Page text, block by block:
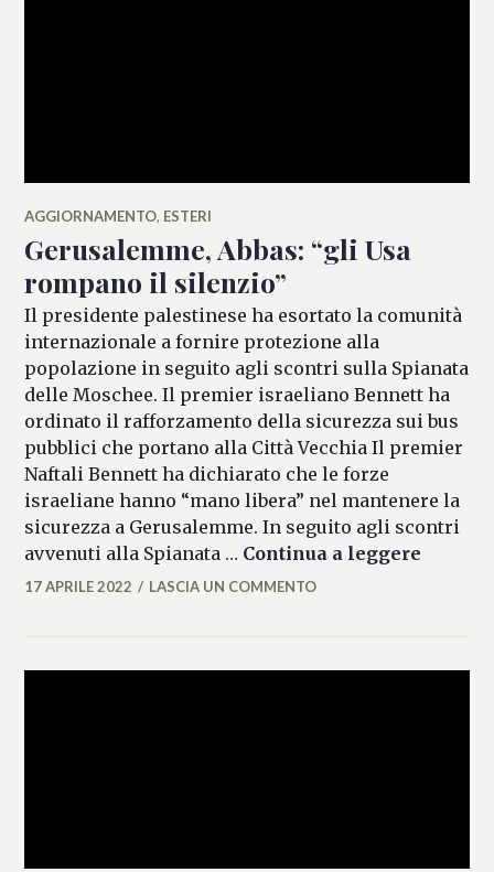
AGGIORNAMENTO, ESTERI
Gerusalemme, Abbas: “gli Usa
rompano il silenzio”
Il presidente palestinese ha esortato la comunità
internazionale a fornire protezione alla
popolazione in seguito agli scontri sulla Spianata
delle Moschee. Il premier israeliano Bennett ha
ordinato il rafforzamento della sicurezza sui bus
pubblici che portano alla Città Vecchia Il premier
Naftali Bennett ha dichiarato che le forze
israeliane hanno “mano libera” nel mantenere la
sicurezza a Gerusalemme. In seguito agli scontri
avvenuti alla Spianata … Continua a leggere
FRANCESCA
17 APRILE 2022 LASCIA UN COMMENTO